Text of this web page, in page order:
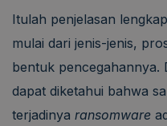
Itulah penjelasan
mulai dari jenis-jenis,
bentuk pencegahannya.
dapat diketahui bahwa
terjadinya ransomware